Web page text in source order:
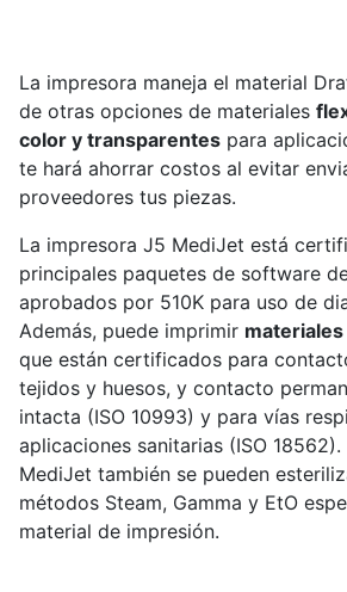
La impresora maneja el material
de otras opciones de materiales
color y transparentes para
te hará ahorrar costos al evitar
proveedores tus piezas.
La impresora J5 MediJet está
principales paquetes de software
aprobados por 510K para uso de
Además, puede imprimir
que están certificados para
tejidos y huesos, y contacto
intacta (ISO 10993) y para vías
aplicaciones sanitarias (ISO
MediJet también se pueden
métodos Steam, Gamma y EtO
material de impresión.